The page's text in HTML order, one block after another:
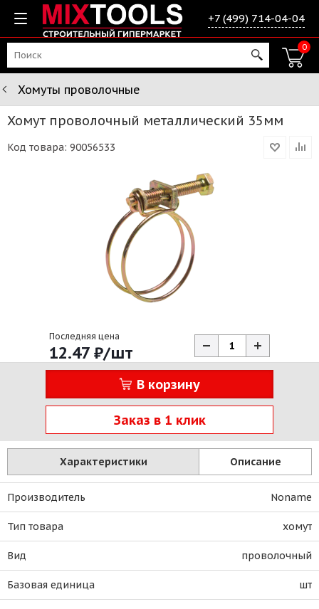
+7 (499) 714-04-04
0
Хомуты проволочные
Хомут проволочный металлический 35мм
Код товара: 90056533
Последняя цена
12.47 ₽/шт
В корзину
Заказ в 1 клик
Характеристики Описание
Производитель Noname
Тип товара хомут
Вид проволочный
Базовая единица шт